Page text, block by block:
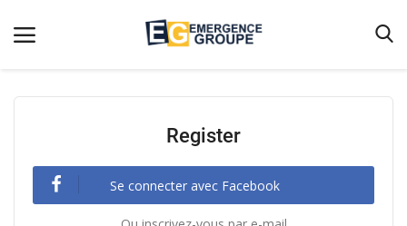
Contact
Emergence
Register
Se connecter avec Facebook